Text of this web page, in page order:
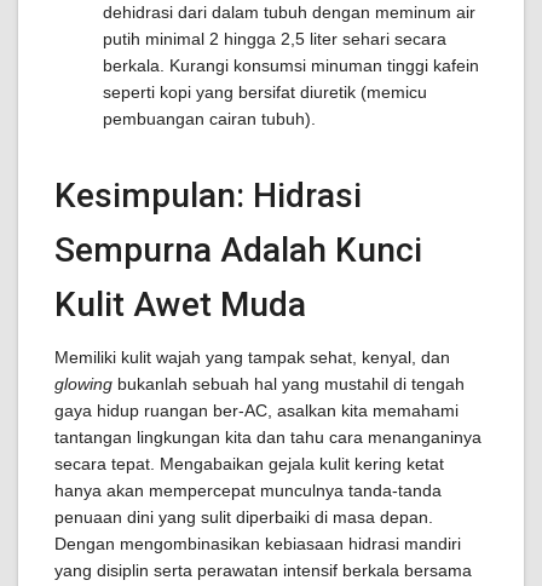
dehidrasi dari dalam tubuh dengan meminum air
putih minimal 2 hingga 2,5 liter sehari secara
berkala. Kurangi konsumsi minuman tinggi kafein
seperti kopi yang bersifat diuretik (memicu
pembuangan cairan tubuh).
Kesimpulan: Hidrasi
Sempurna Adalah Kunci
Kulit Awet Muda
Memiliki kulit wajah yang tampak sehat, kenyal, dan
glowing bukanlah sebuah hal yang mustahil di tengah
gaya hidup ruangan ber-AC, asalkan kita memahami
tantangan lingkungan kita dan tahu cara menanganinya
secara tepat. Mengabaikan gejala kulit kering ketat
hanya akan mempercepat munculnya tanda-tanda
penuaan dini yang sulit diperbaiki di masa depan.
Dengan mengombinasikan kebiasaan hidrasi mandiri
yang disiplin serta perawatan intensif berkala bersama